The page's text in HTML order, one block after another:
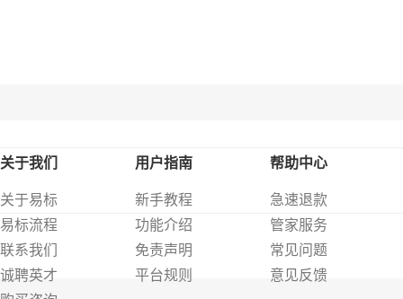
关于我们
关于易标
易标流程
联系我们
诚聘英才
用户指南
新手教程
功能介绍
免责声明
平台规则
帮助中心
急速退款
管家服务
常见问题
意见反馈